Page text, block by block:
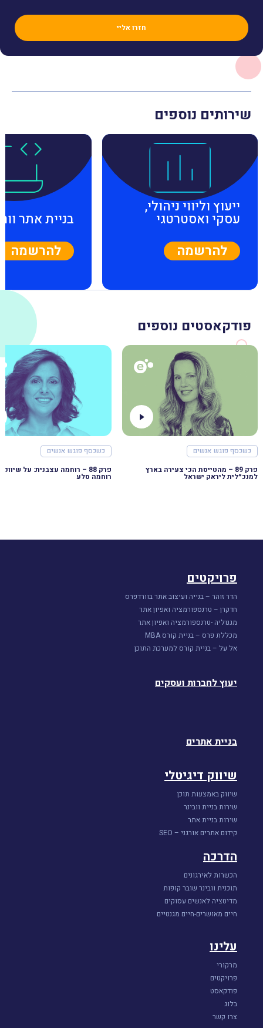
שירותים נוספים
ייעוץ וליווי ניהולי,
עסקי ואסטרטגי
להרשמה
בניית אתר
להרשמה
פודקאסטים נוספים
כשכסף פוגש אנשים
פרק 89 – מהטייסת הכי צעירה בארץ
למנכ״לית ליראק ישראל
כשכסף פוגש אנשים
רוחמה סלע
פרויקטים
הדר זוהר – בנייה ועיצוב אתר בוורדפרס
חדקרן – טרנספורמציה ואפיון אתר
מגנוליה -טרנספורמציה ואפיון אתר
מכללת פרס – בניית קורס MBA
אל על – בניית קורס למערכת התוכן
יעוץ לחברות ועסקים
בניית אתרים
שיווק דיגיטלי
שיווק באמצעות תוכן
שירות בניית וובינר
שירות בניית אתר
קידום אתרים אורגני – SEO
הדרכה
הכשרות לאירגונים
תוכנית וובינר שובר קופות
מדיטציה לאנשים עסוקים
חיים מאושרים-חיים מגנטיים
עלינו
מרקורי
פרויקטים
פודקאסט
בלוג
צרו קשר